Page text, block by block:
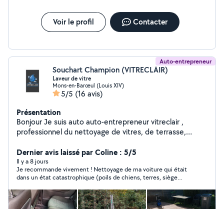
Voir le profil Contacter
Auto-entrepreneur
Souchart Champion (VITRECLAIR)
Laveur de vitre
Mons-en-Barœul (Louis XIV)
5/5 (16 avis)
Présentation
Bonjour Je suis auto auto-entrepreneur vitreclair ,
professionnel du nettoyage de vitres, de terrasse,
siège auto, moquette) Sérieux, travail soigner et rapide,
ponctuel et à l'écoute de mes clients. J'interviens
auprès des particuliers et des professionnels pour
redonner de la propreté et de la brillance à vos espaces
et véhicules dans 59 et 62 veuillez me contacter sur
insta (vitreclairpro)
Dernier avis laissé par Coline : 5/5
Il y a 8 jours
Je recommande vivement ! Nettoyage de ma voiture qui était
dans un état catastrophique (poils de chiens, terres, siège
voiture est comme neuve